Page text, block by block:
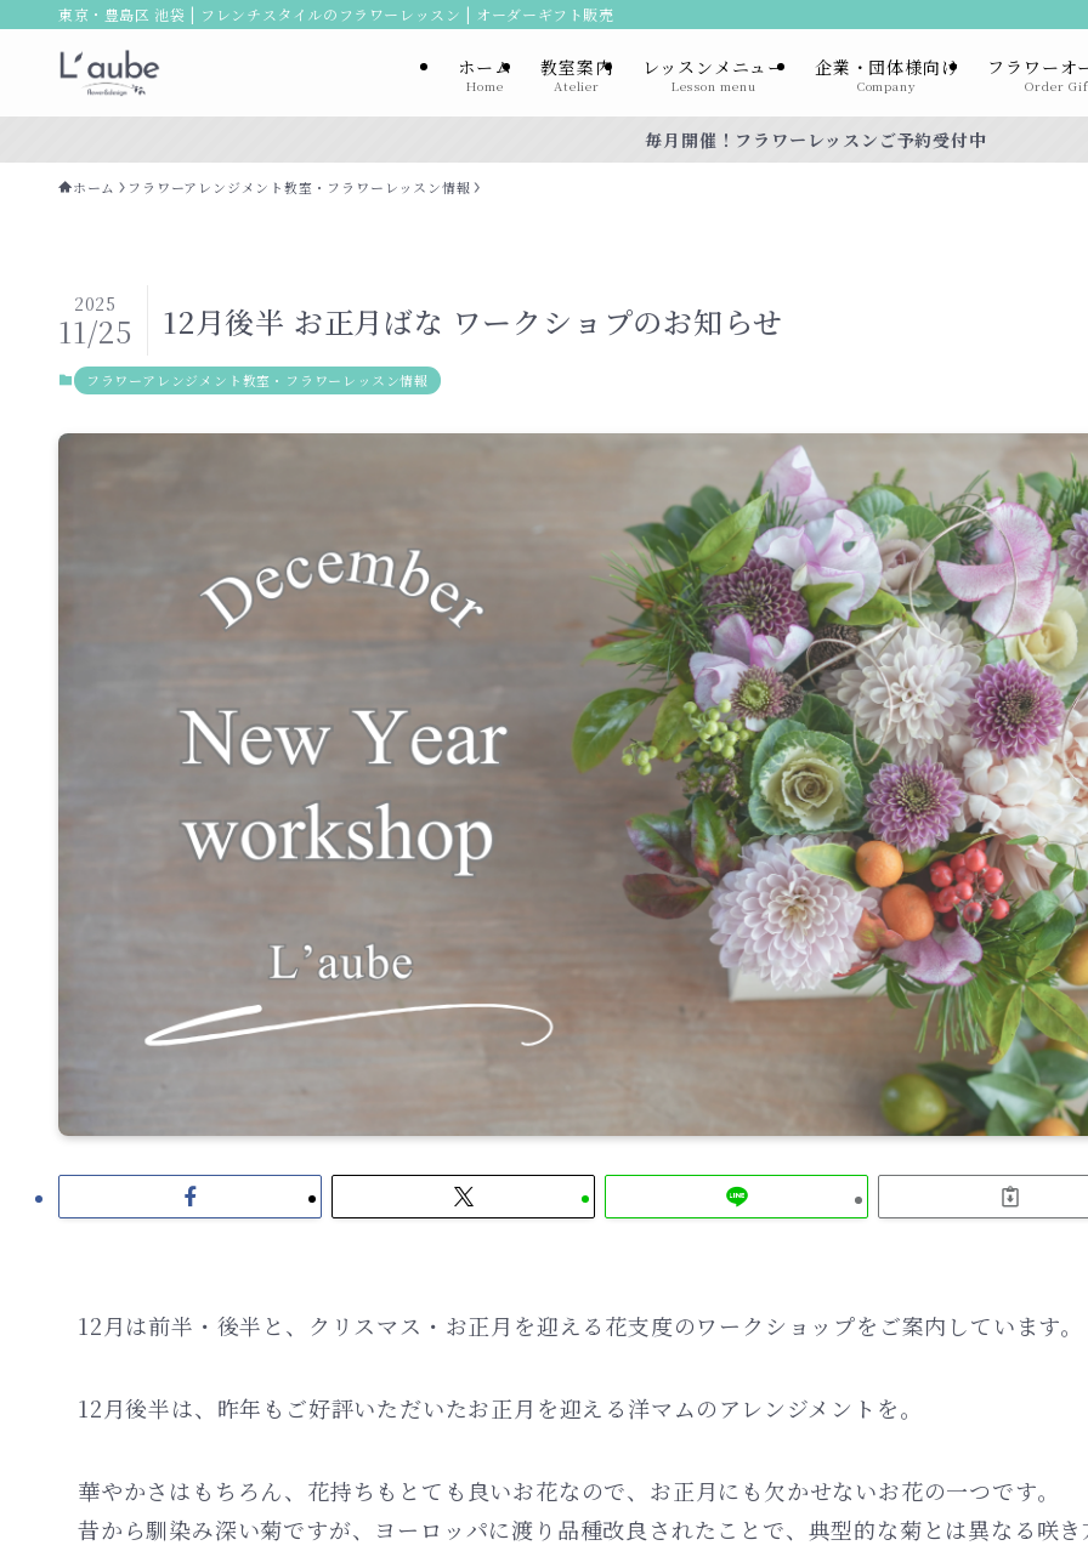
東京・豊島区 池袋 | フレンチスタイルのフラワーレッスン | オーダーギフト販売
ホーム
Home
教室案内
Atelier
レッスンメニュー
Lesson menu
企業・団体様向け
Company
フラワーオ
Order
毎月開催！フラワーレッスンご予約受付中
ホーム フラワーアレンジメント教室・フラワーレッスン情報
12月後半 お正月ばな ワークショプのお知らせ
2025
11/25
フラワーアレンジメント教室・フラワーレッスン情報
12月は前半・後半と、クリスマス・お正月を迎える花支度のワークショップをご案内しています。
12月後半は、昨年もご好評いただいたお正月を迎える洋マムのアレンジメントを。
華やかさはもちろん、花持ちもとても良いお花なので、お正月にも欠かせないお花の一つです。
昔から馴染み深い菊ですが、ヨーロッパに渡り品種改良されたことで、典型的な菊とは異なる咲き